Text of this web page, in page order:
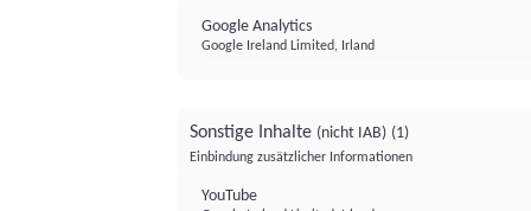
Google Analytics
Google Ireland Limited, Irland
Sonstige Inhalte (nicht IAB) (1)
Einbindung zusätzlicher Informationen
YouTube